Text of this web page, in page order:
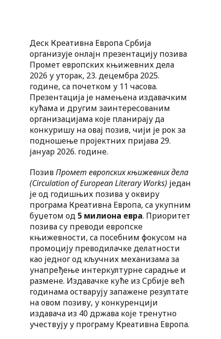
Деск Креативна Европа Србија
организује онлајн презентацију позива
Промет европских књижевних дела
2026 у уторак, 23. децембра 2025.
године, са почетком у 11 часова.
Презентација је намењена издавачким
кућама и другим заинтересованим
организацијама које планирају да
конкуришу на овај позив, чији је рок за
подношење пројектних пријава 29.
јануар 2026. године.
ПозивПромет европских књижевних дела
(Circulation of European Literary Works) један
је од годишњих позива у оквиру
програма Креативна Европа, са укупним
буџетом од 5 милиона евра. Приоритет
позива су преводи европске
књижевности, са посебним фокусом на
промоцију преводилачке делатности
као једног од кључних механизама за
унапређење интеркултурне сарадње и
размене. Издавачке куће из Србије већ
годинама остварују запажене резултате
на овом позиву, у конкуренцији
издавача из 40 држава које тренутно
учествују у програму Креативна Европа.